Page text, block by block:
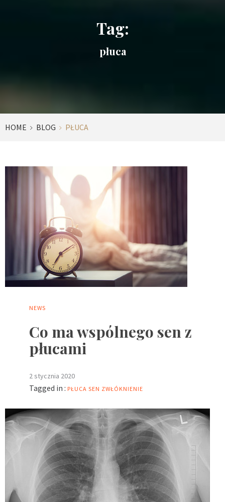
Tag:
płuca
HOME BLOG PŁUCA
NEWS
Co ma wspólnego sen z
płucami
2 stycznia 2020
Tagged in : PŁUCA SEN ZWŁÓKNIENIE